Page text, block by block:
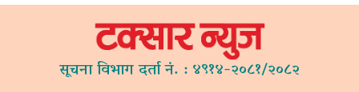
सूचना विभाग दर्ता नं. : ४९१४-२०८१/२०८२